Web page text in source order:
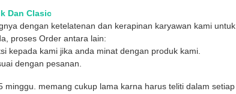
Dan Clasic
dengan ketelatenan dan kerapinan karyawan kami untuk
proses Order antara lain:
kepada kami jika anda minat dengan produk kami.
dengan pesanan.
minggu. memang cukup lama karna harus teliti dalam setiap